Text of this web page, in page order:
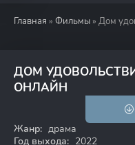
Главная » Фильмы » Дом
ДОМ
ОНЛАЙН
Жанр: драма
Год выхода: 2022